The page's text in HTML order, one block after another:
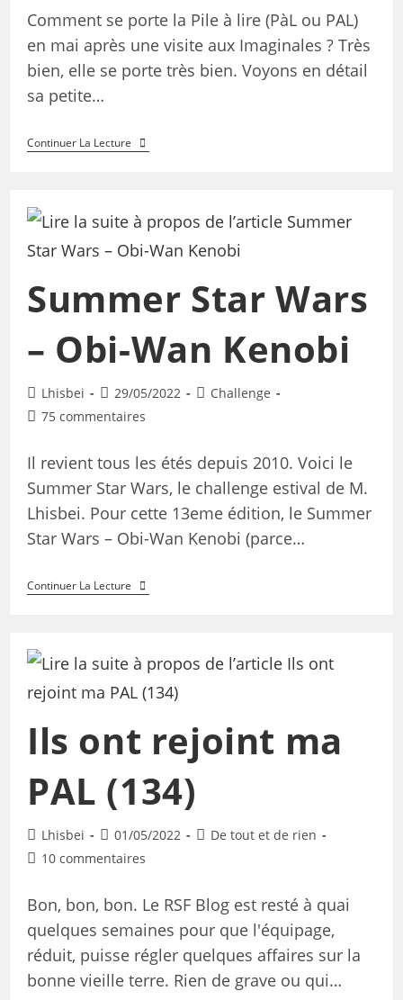
Comment se porte la Pile à lire (PàL ou PAL)
en mai après une visite aux Imaginales ? Très
bien, elle se porte très bien. Voyons en détail
sa petite…
Continuer La Lecture
Summer Star Wars
– Obi-Wan Kenobi
Lhisbei 29/05/2022
Challenge
75 commentaires
Il revient tous les étés depuis 2010. Voici le
Summer Star Wars, le challenge estival de M.
Lhisbei. Pour cette 13eme édition, le Summer
Star Wars – Obi-Wan Kenobi (parce…
Continuer La Lecture
Ils ont rejoint ma
PAL (134)
Lhisbei 01/05/2022
De tout et de rien
10 commentaires
Bon, bon, bon. Le RSF Blog est resté à quai
quelques semaines pour que l'équipage,
réduit, puisse régler quelques affaires sur la
bonne vieille terre. Rien de grave ou qui…